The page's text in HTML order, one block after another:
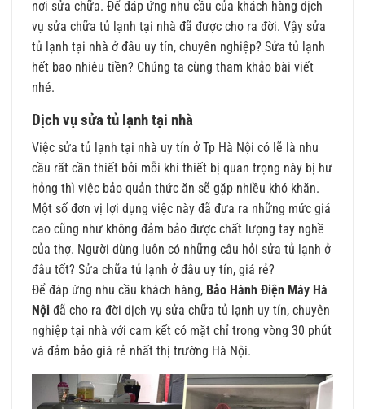
nơi sửa chữa. Để đáp ứng nhu cầu của khách hàng dịch
vụ sửa chữa tủ lạnh tại nhà đã được cho ra đời. Vậy sửa
tủ lạnh tại nhà ở đâu uy tín, chuyên nghiệp? Sửa tủ lạnh
hết bao nhiêu tiền? Chúng ta cùng tham khảo bài viết
nhé.
Dịch vụ sửa tủ lạnh tại nhà
Việc sửa tủ lạnh tại nhà uy tín ở Tp Hà Nội có lẽ là nhu
cầu rất cần thiết bởi mỗi khi thiết bị quan trọng này bị hư
hỏng thì việc bảo quản thức ăn sẽ gặp nhiều khó khăn.
Một số đơn vị lợi dụng việc này đã đưa ra những mức giá
cao cũng như không đảm bảo được chất lượng tay nghề
của thợ. Người dùng luôn có những câu hỏi sửa tủ lạnh ở
đâu tốt? Sửa chữa tủ lạnh ở đâu uy tín, giá rẻ?
Để đáp ứng nhu cầu khách hàng, Bảo Hành Điện Máy Hà
Nội đã cho ra đời dịch vụ sửa chữa tủ lạnh uy tín, chuyên
nghiệp tại nhà với cam kết có mặt chỉ trong vòng 30 phút
và đảm bảo giá rẻ nhất thị trường Hà Nội.